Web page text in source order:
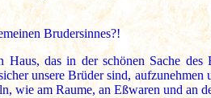
Brudersinnes?!
das in der schönen Sache des
unsere Brüder sind,
wie am Raume, an Eßwaren und an